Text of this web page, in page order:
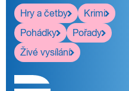
Hry a četby
Krimi
Pohádky
Pořady
Živé vysílání